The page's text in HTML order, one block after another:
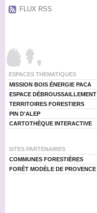
FLUX RSS
ESPACES THEMATIQUES
MISSION BOIS ÉNERGIE PACA
ESPACE DÉBROUSSAILLEMENT
TERRITOIRES FORESTIERS
PIN D'ALEP
CARTOTHÈQUE INTERACTIVE
SITES PARTENAIRES
COMMUNES FORESTIÈRES
FORÊT MODÈLE DE PROVENCE